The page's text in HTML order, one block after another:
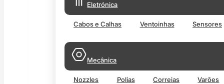
Eletrónica
Cabos e Calhas Ventoinhas Sensores
Mecânica
Nozzles Polias Correias Varões